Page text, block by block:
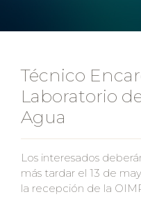
Técnico
Laboratorio
Agua
Los interesados
más tardar el 13 de
la recepción de la